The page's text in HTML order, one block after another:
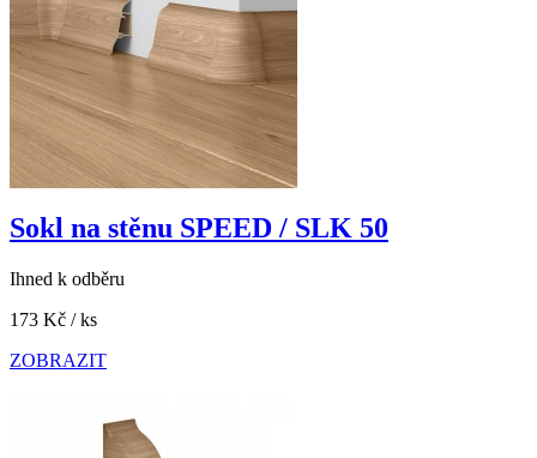
Sokl na stěnu SPEED / SLK 50
Ihned k odběru
173 Kč / ks
ZOBRAZIT